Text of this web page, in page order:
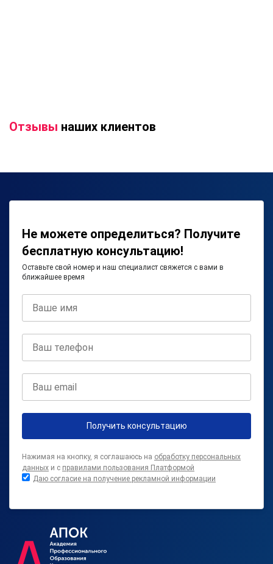
Отзывы наших клиентов
Не можете определиться? Получите
бесплатную консультацию!
Оставьте свой номер и наш специалист свяжется с вами в
ближайшее время
Получить консультацию
Нажимая на кнопку, я соглашаюсь на обработку персональных
данных и с правилами пользования Платформой
Даю согласие на получение рекламной информации